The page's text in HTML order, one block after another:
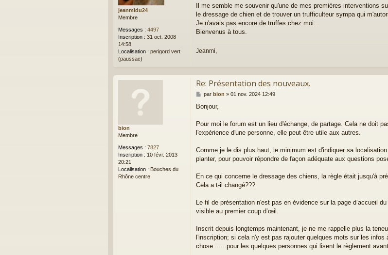
jeanmidu24
Membre
Messages : 4497
Inscription : 31 oct. 2008
14:58
Localisation : perigord vert
(paussac)
s
a
Il me semble me souvenir qu'une de mes premières interventions
le dressage de chien et de trouver un trufficulteur sympa qui
Je n'avais pas encore de truffes chez moi...
Bienvenus à tous.
Jeanmi,
bion
Membre
Messages : 7827
Inscription : 10 févr. 2013
20:21
Localisation : Bouches du
Rhône centre
Re: Présentation des nouveaux.
M
s
a
par bion » 01 nov. 2024 12:49
Bonjour,
Pour moi le forum est un lieu d'échange, de partage. Cela ne doit
l'expérience d'une personne, elle peut être utile aux autres.
Comme je le dis plus haut, le minimum est d'indiquer sa
planter, pour pouvoir répondre de façon adéquate aux questions
En ce qui concerne le dressage des chiens, la règle était jusqu'à
Cela a t-il changé???
Le fil de présentation n'est pas en évidence sur la page d’accueil
visible au premier coup d’œil.
Inscrit depuis longtemps maintenant, je ne me rappelle plus la
l'inscription; si cela n'y est pas rajouter quelques mots sur les infos
chose.......pour les quelques personnes qui lisent le règlement